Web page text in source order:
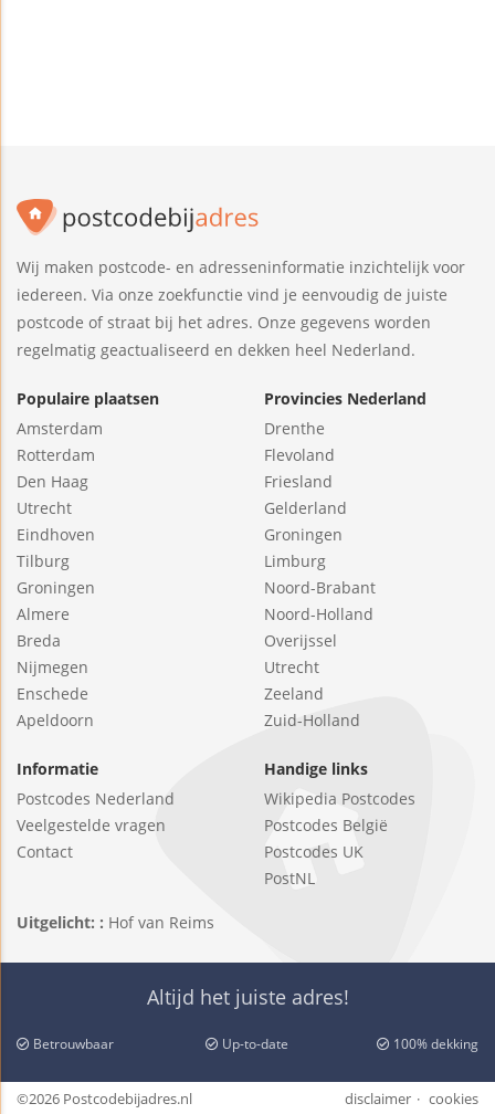
Wij maken postcode- en adresseninformatie inzichtelijk voor
iedereen. Via onze zoekfunctie vind je eenvoudig de juiste
postcode of straat bij het adres. Onze gegevens worden
regelmatig geactualiseerd en dekken heel Nederland.
Populaire plaatsen
Amsterdam
Rotterdam
Den Haag
Utrecht
Eindhoven
Tilburg
Groningen
Almere
Breda
Nijmegen
Enschede
Apeldoorn
Provincies Nederland
Drenthe
Flevoland
Friesland
Gelderland
Groningen
Limburg
Noord-Brabant
Noord-Holland
Overijssel
Utrecht
Zeeland
Zuid-Holland
Informatie
Postcodes Nederland
Veelgestelde vragen
Contact
Handige links
Wikipedia Postcodes
Postcodes België
Postcodes UK
PostNL
Uitgelicht: : Hof van Reims
Altijd het juiste adres!
Betrouwbaar Up-to-date 100% dekking
©2026 Postcodebijadres.nl disclaimer cookies